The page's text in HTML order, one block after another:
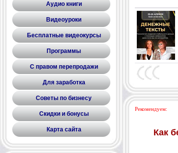
Аудио книги
Видеоуроки
Бесплатные видеокурсы
Программы
С правом перепродажи
Для заработка
Советы по бизнесу
Скидки и бонусы
Карта сайта
Рекомендуем: